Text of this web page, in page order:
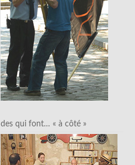
des qui font… « à côté »